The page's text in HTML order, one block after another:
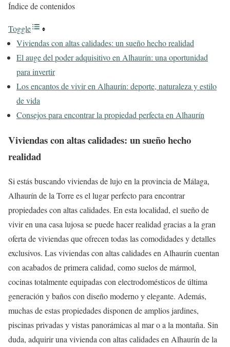
Índice de contenidos
Toggle
Viviendas con altas calidades: un sueño hecho realidad
El auge del poder adquisitivo en Alhaurín: una oportunidad
para invertir
Los encantos de vivir en Alhaurín: deporte, naturaleza y estilo
de vida
Consejos para encontrar la propiedad perfecta en Alhaurín
Viviendas con altas calidades: un sueño hecho
realidad
Si estás buscando viviendas de lujo en la provincia de Málaga,
Alhaurín de la Torre es el lugar perfecto para encontrar
propiedades con altas calidades. En esta localidad, el sueño de
vivir en una casa lujosa se puede hacer realidad gracias a la gran
oferta de viviendas que ofrecen todas las comodidades y detalles
exclusivos. Las viviendas con altas calidades en Alhaurín cuentan
con acabados de primera calidad, como suelos de mármol,
cocinas totalmente equipadas con electrodomésticos de última
generación y baños con diseño moderno y elegante. Además,
muchas de estas propiedades disponen de amplios jardines,
piscinas privadas y vistas panorámicas al mar o a la montaña. Sin
duda, adquirir una vivienda con altas calidades en Alhaurín de la